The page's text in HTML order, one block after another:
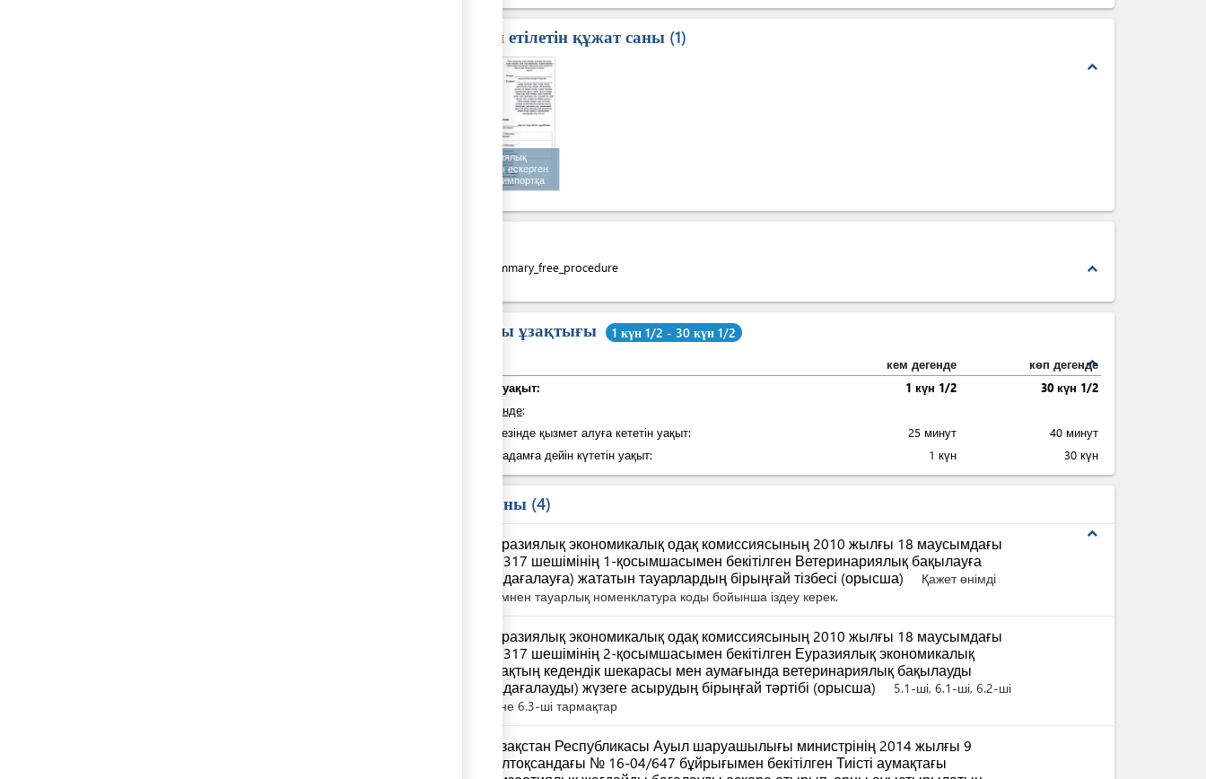
Талап етілетін құжат саны 1
expand_less
Эпизоотиялық
жағдайды ескерген
экспорт, импортқа
және транзитке
expand_less
costs_summary_free_procedure
Жалпы ұзақтығы 1 күн 1/2 - 30 күн 1/2
expand_less
кем дегенде
көп дегенде
Жалпы уақыт:
1 күн 1/2
30 күн 1/2
оның ішінде:
Қадам кезінде қызмет алуға кететін уақыт:
25 минут
40 минут
Келесі қадамға дейін күтетін уақыт:
1 күн 30 күн
Заң саны 4
expand_less
Еуразиялық экономикалық одақ комиссиясының 2010 жылғы 18 маусымдағы
№ 317 шешімінің 1-қосымшасымен бекітілген Ветеринариялық бақылауға
(қадағалауға) жататын тауарлардың бірыңғай тізбесі (орысша)
Қажет өнімді
тізімнен тауарлық номенклатура коды бойынша іздеу керек.
Еуразиялық экономикалық одақ комиссиясының 2010 жылғы 18 маусымдағы
№ 317 шешімінің 2-қосымшасымен бекітілген Еуразиялық экономикалық
одақтың кедендік шекарасы мен аумағында ветеринариялық бақылауды
(қадағалауды) жүзеге асырудың бірыңғай тәртібі (орысша)
5.1-ші, 6.1-ші, 6.2-ші
және 6.3-ші тармақтар
Қазақстан Республикасы Ауыл шаруашылығы министрінің 2014 жылғы 9
желтоқсандағы № 16-04/647 бұйрығымен бекітілген Тиісті аумақтағы